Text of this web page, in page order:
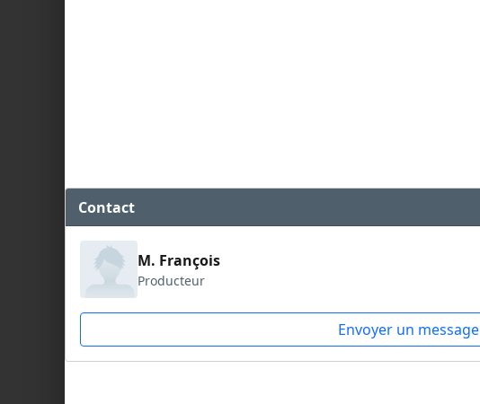
Contact
M. François
Producteur
Envoyer un message